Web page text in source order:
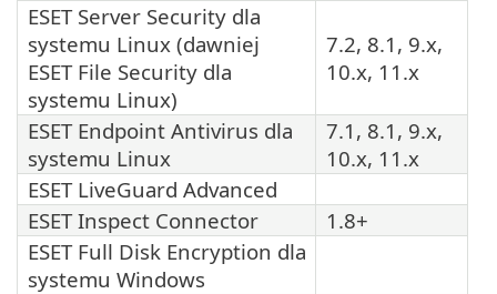
ESET Server Security dla
systemu Linux (dawniej
ESET File Security dla
systemu Linux)
7.2, 8.1, 9.x,
10.x, 11.x
ESET Endpoint Antivirus dla
systemu Linux
7.1, 8.1, 9.x,
10.x, 11.x
ESET LiveGuard Advanced
ESET Inspect Connector
1.8+
ESET Full Disk Encryption dla
systemu Windows